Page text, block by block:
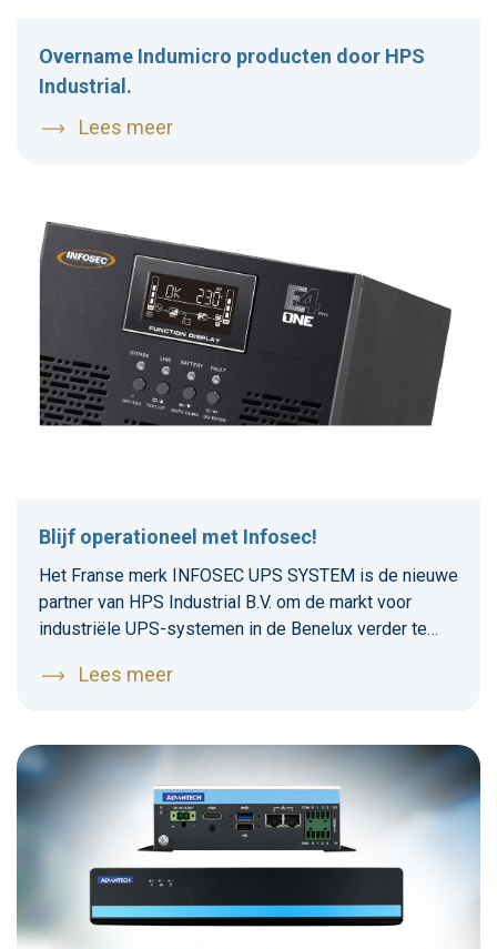
Overname Indumicro producten door HPS
Industrial.
Lees meer
Blijf operationeel met Infosec!
Het Franse merk INFOSEC UPS SYSTEM is de nieuwe
partner van HPS Industrial B.V. om de markt voor
industriële UPS-systemen in de Benelux verder te
Lees meer